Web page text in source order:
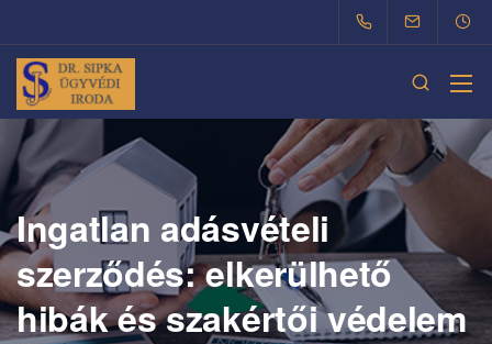
Ingatlan adásvételi
szerződés: elkerülhető
hibák és szakértői védelem